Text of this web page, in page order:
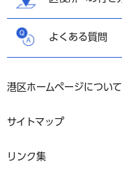
よくある質問
港区ホームページについて
サイトマップ
リンク集